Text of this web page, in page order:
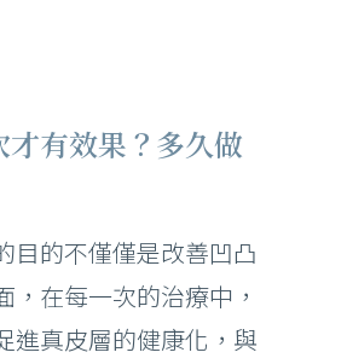
才有效果？多久做
目的不僅僅是改善凹凸
，在每一次的治療中，
進真皮層的健康化，與